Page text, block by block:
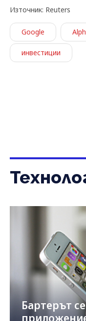
Източник: Reuters
Google
инвестиции
Бартерът